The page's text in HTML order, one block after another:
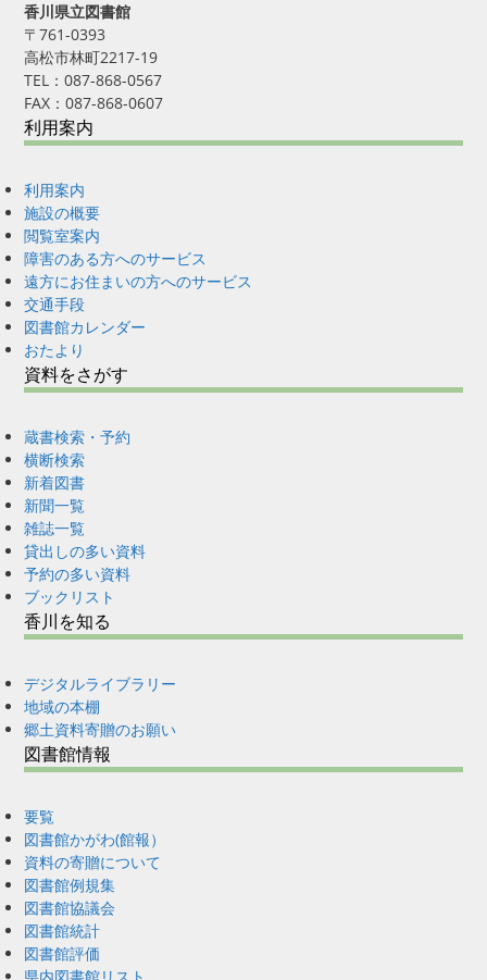
香川県立図書館
〒761-0393
高松市林町2217-19
TEL：087-868-0567
FAX：087-868-0607
利用案内
利用案内
施設の概要
閲覧室案内
障害のある方へのサービス
遠方にお住まいの方へのサービス
交通手段
図書館カレンダー
おたより
資料をさがす
蔵書検索・予約
横断検索
新着図書
新聞一覧
雑誌一覧
貸出しの多い資料
予約の多い資料
ブックリスト
香川を知る
デジタルライブラリー
地域の本棚
郷土資料寄贈のお願い
図書館情報
要覧
図書館かがわ(館報）
資料の寄贈について
図書館例規集
図書館協議会
図書館統計
図書館評価